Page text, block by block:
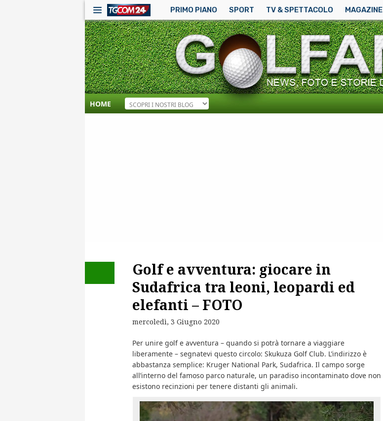
PRIMO PIANO SPORT TV & SPETTACOLO MAGAZINE
HOME
Golf e avventura: giocare in
Sudafrica tra leoni, leopardi ed
elefanti – FOTO
mercoledì, 3 Giugno 2020
Per unire golf e avventura – quando si potrà tornare a viaggiare
liberamente – segnatevi questo circolo: Skukuza Golf Club. L’indirizzo è
abbastanza semplice: Kruger National Park, Sudafrica. Il campo sorge
all’interno del famoso parco naturale, un paradiso incontaminato dove non
esistono recinzioni per tenere distanti gli animali.